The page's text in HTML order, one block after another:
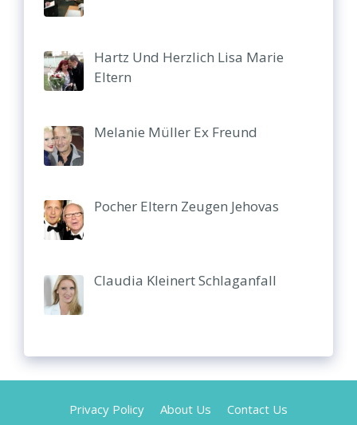
Hartz Und Herzlich Lisa Marie
Eltern
Melanie Müller Ex Freund
Pocher Eltern Zeugen Jehovas
Claudia Kleinert Schlaganfall
Privacy Policy About Us Contact Us